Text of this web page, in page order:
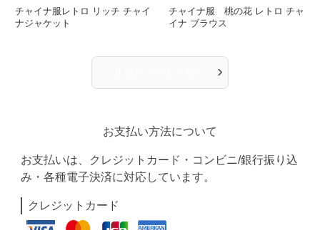
チャイナ服レトロ リッチ チャイ
ナジャケット
チャイナ服 桃の花 レトロ チャ
イナ ブラウス
›
お支払い方法について
お支払いは、クレジットカード・コンビニ/銀行振り込
み・各種電子決済に対応しています。
クレジットカード